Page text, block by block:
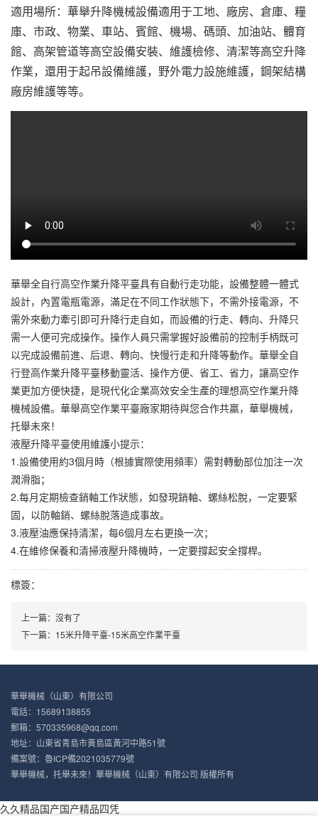
適用場所：華舉升降機械設備適用于工地、廠房、倉庫、糧
庫、市政、物業、車站、賓館、機場、碼頭、加油站、體育
館、高架管道等高空設備安裝、維護檢修、清潔等高空升降
作業，還用于起吊設備維護，野外電力設施維護，鋼架結構
廠房維護等等。
華舉全自行高空作業升降平臺具有自動行走功能，設備整體一體式
設計，內置電瓶電源，滿足在不同工作狀態下，不需外接電源，不
需外來動力牽引即可升降行走自如，而設備的行走、轉向、升降只
需一人便可完成操作。操作人員只需掌握好設備前的控制手柄既可
以完成設備前進、后退、轉向、快慢行走和升降等動作。華舉全自
行登高作業升降平臺移動靈活、操作方便、省工、省力，讓高空作
業更加方便快捷，是現代化企業高效安全生產的理想高空作業升降
機械設備。華舉高空作業平臺廠家期待與您合作共贏，華舉機械，
托舉未來！
液壓升降平臺使用維護小提示：
1.設備使用約3個月時（根據實際使用頻率）需對轉動部位加注一次
潤滑脂；
2.每月定期檢查銷軸工作狀態，如發現銷軸、螺絲松脫，一定要緊
固，以防軸銷、螺絲脫落造成事故。
3.液壓油應保持清潔，每6個月左右更換一次；
4.在維修保養和清掃液壓升降機時，一定要撐起安全撐桿。
標簽：
上一篇： 沒有了
下一篇： 15米升降平臺-15米高空作業平臺
華舉機械（山東）有限公司
電話：15689138855
郵箱：570335968@qq.com
地址：山東省青島市黃島區黃河中路51號
備案號： 魯ICP備2021035779號
華舉機械，托舉未來！華舉機械（山東）有限公司 版權所有
久久精品国产国产精品四凭